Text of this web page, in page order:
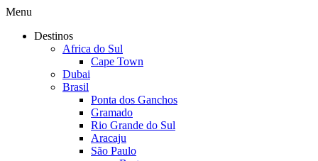
Menu
Destinos
Africa do Sul
Cape Town
Dubai
Brasil
Ponta dos Ganchos
Gramado
Rio Grande do Sul
Aracaju
São Paulo